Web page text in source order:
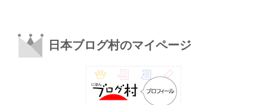
日本ブログ村のマイページ